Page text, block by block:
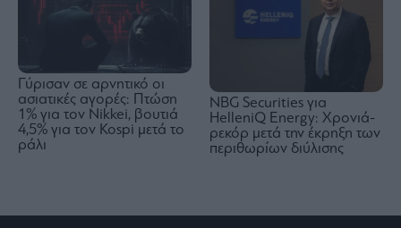
Γύρισαν σε αρνητικό οι
ασιατικές αγορές: Πτώση
1% για τον Nikkei, βουτιά
4,5% για τον Kospi μετά το
ράλι
NBG Securities για
HelleniQ Energy: Χρονιά-
ρεκόρ μετά την έκρηξη των
περιθωρίων διύλισης